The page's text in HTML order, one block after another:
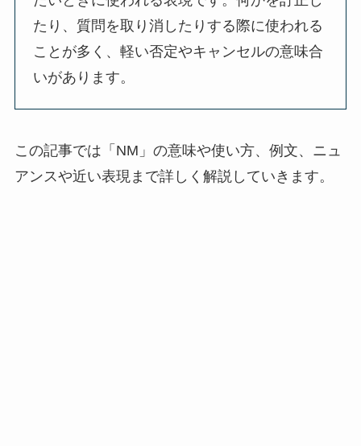
たり、質問を取り消したりする際に使われる
ことが多く、軽い否定やキャンセルの意味合
いがあります。
この記事では「NM」の意味や使い方、例文、ニュ
アンスや近い表現まで詳しく解説していきます。